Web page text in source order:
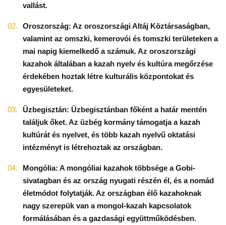
vallást.
Oroszország: Az oroszországi Altáj Köztársaságban,
valamint az omszki, kemerovói és tomszki területeken a
mai napig kiemelkedő a számuk. Az oroszországi
kazahok általában a kazah nyelv és kultúra megőrzése
érdekében hoztak létre kulturális központokat és
egyesületeket.
Üzbegisztán: Üzbegisztánban főként a határ mentén
találjuk őket. Az üzbég kormány támogatja a kazah
kultúrát és nyelvet, és több kazah nyelvű oktatási
intézményt is létrehoztak az országban.
Mongólia: A mongóliai kazahok többsége a Gobi-
sivatagban és az ország nyugati részén él, és a nomád
életmódot folytatják. Az országban élő kazahoknak
nagy szerepük van a mongol-kazah kapcsolatok
formálásában és a gazdasági együttműködésben.